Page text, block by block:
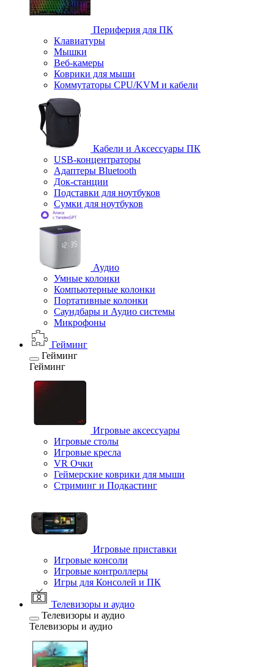
Периферия для ПК
Клавиатуры
Мышки
Веб-камеры
Коврики для мыши
Коммутаторы CPU/KVM и кабели
Кабели и Аксессуары ПК
USB-концентраторы
Адаптеры Bluetooth
Док-станции
Подставки для ноутбуков
Сумки для ноутбуков
Аудио
Умные колонки
Компьютерные колонки
Портативные колонки
Саундбары и Аудио системы
Микрофоны
Гейминг
Гейминг
Гейминг
Игровые аксессуары
Игровые столы
Игровые кресла
VR Очки
Геймерские коврики для мыши
Стриминг и Подкастинг
Игровые приставки
Игровые консоли
Игровые контроллеры
Игры для Консолей и ПК
Телевизоры и аудио
Телевизоры и аудио
Телевизоры и аудио